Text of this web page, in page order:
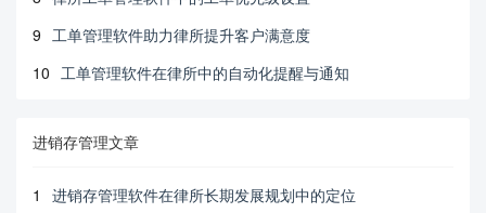
9 工单管理软件助力律所提升客户满意度
10 工单管理软件在律所中的自动化提醒与通知
进销存管理文章
1
进销存管理软件在律所长期发展规划中的定位